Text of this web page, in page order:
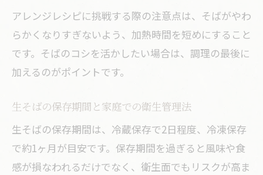
アレンジレシピに挑戦する際の注意点は、そばがやわ
らかくなりすぎないよう、加熱時間を短めにすること
です。そばのコシを活かしたい場合は、調理の最後に
加えるのがポイントです。
生そばの保存期間と家庭での衛生管理法
生そばの保存期間は、冷蔵保存で2日程度、冷凍保存
で約1ヶ月が目安です。保存期間を過ぎると風味や食
感が損なわれるだけでなく、衛生面でもリスクが高ま